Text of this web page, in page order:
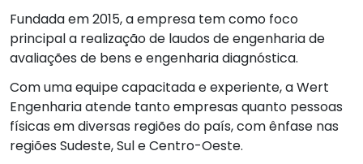
Fundada em 2015, a empresa tem como foco
principal a realização de laudos de engenharia de
avaliações de bens e engenharia diagnóstica.
Com uma equipe capacitada e experiente, a Wert
Engenharia atende tanto empresas quanto pessoas
físicas em diversas regiões do país, com ênfase nas
regiões Sudeste, Sul e Centro-Oeste.